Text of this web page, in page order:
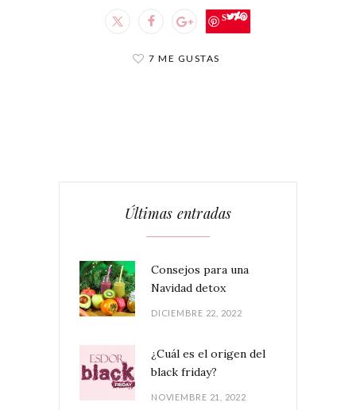
Save
7 ME GUSTAS
Últimas entradas
Consejos para una
Navidad detox
DICIEMBRE 22, 2022
¿Cuál es el origen del
black friday?
NOVIEMBRE 21, 2022